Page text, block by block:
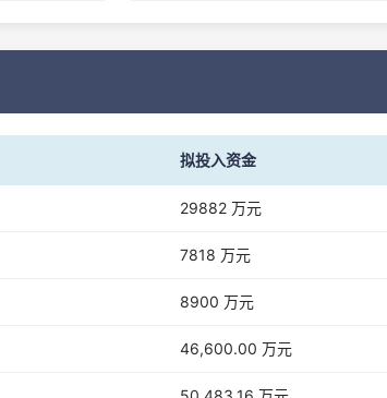
拟投入资金
29882 万元
7818 万元
8900 万元
46,600.00 万元